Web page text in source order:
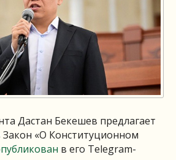
Дастан Бекешев предлагает
«О Конституционном
в его Telegram-